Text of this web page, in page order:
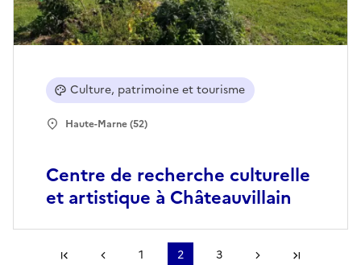
Centre de recherche culturelle
et artistique à Châteauvillain
Culture, patrimoine et tourisme
Haute-Marne (52)
Première pagePage précédente
1 2 3 Page suivante